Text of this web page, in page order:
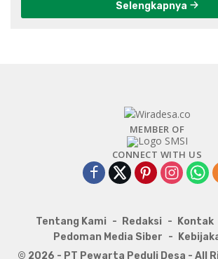
Selengkapnya
MEMBER OF
CONNECT WITH US
Tentang Kami Redaksi Kontak
Pedoman Media Siber
© 2026 - PT Pewarta Peduli Desa - All